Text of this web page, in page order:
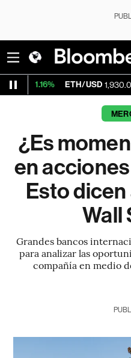
ETH/USD 1,930.023 +1.27%
¿Es
en
Esto
Wall
Grandes bancos
para analizar las
compañía en medio